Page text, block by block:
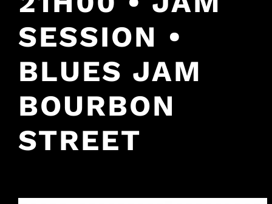
SESSION •
BLUES JAM
BOURBON
STREET